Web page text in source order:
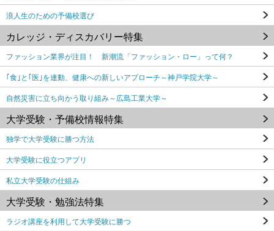
浪人生のための予備校選び
カレッジ・ディスカバリー特集
ファッション業界が注目！ 新潮流「ファッション・ロー」って何？
｢食｣と｢医｣を連動、健康への新しいアプローチ～神戸学院大学～
自然災害に立ち向かう取り組み～広島工業大学～
大学受験・予備校情報特集
独学で大学受験に勝つ方法
大学受験に役立つアプリ
私立大学受験の仕組み
大学受験・勉強法特集
ラジオ講座を利用して大学受験に勝つ